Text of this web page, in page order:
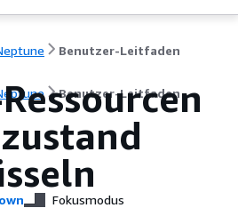
Benutzer-Leitfaden
Benutzer-Leitfaden
Fokusmodus